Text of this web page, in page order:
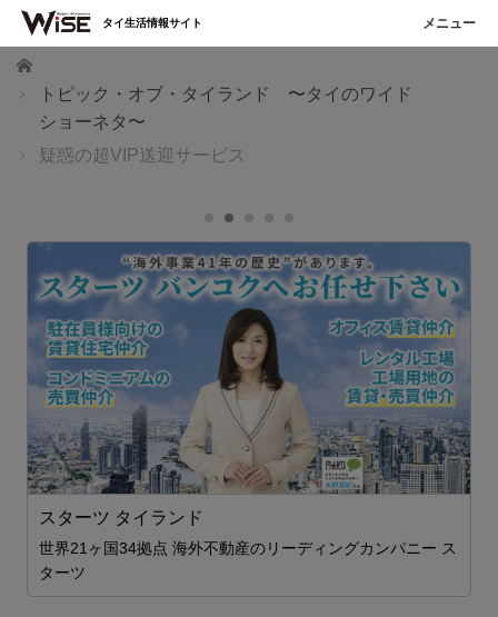
ホーム
トピック・オブ・タイランド 〜タイのワイド
ショーネタ〜
疑惑の超VIP送迎サービス
スターツ タイランド
世界21ヶ国34拠点 海外不動産のリーディングカンパニー ス
ターツ
タイ生活情報サイト